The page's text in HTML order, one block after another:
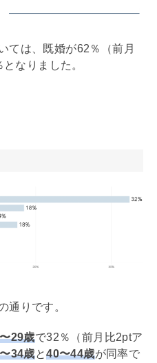
ては、既婚が62％（前月
なりました。
通りです。
29歳で32％（前月比2ptア
34歳と40〜44歳が同率で